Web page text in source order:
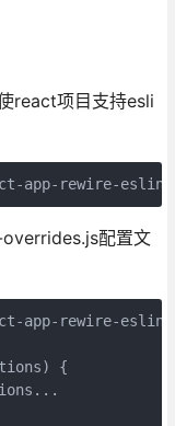
项目支持esli
app-rewire-
配置文
app-rewire-
{